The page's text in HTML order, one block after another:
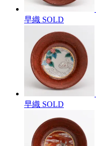
早織 SOLD
早織 SOLD